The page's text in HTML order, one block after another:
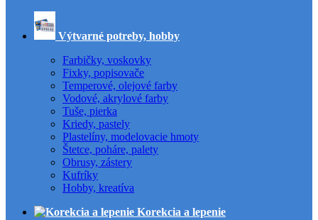
Výtvarné potreby, hobby
Farbičky, voskovky
Fixky, popisovače
Temperové, olejové farby
Vodové, akrylové farby
Tuše, pierka
Kriedy, pastely
Plastelíny, modelovacie hmoty
Štetce, poháre, palety
Obrusy, zástery
Kufríky
Hobby, kreatíva
Korekcia a lepenie